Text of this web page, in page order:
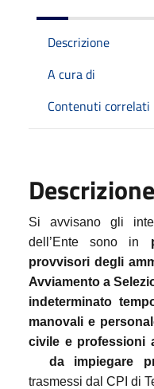
Descrizione
A cura di
Contenuti correlati
Descrizione
Si avvisano gli
dell’Ente sono in
provvisori degli
Avviamento a
indeterminato
manovali e
civile e professioni
da impiegare
trasmessi dal CPI di